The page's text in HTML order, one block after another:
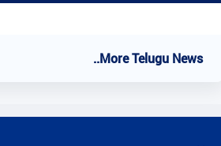
..More Telugu News